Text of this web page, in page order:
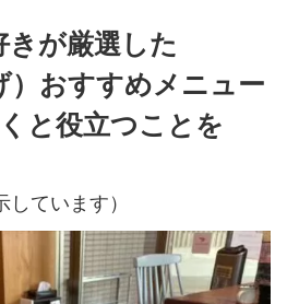
が厳選した
おすすめメニュー
と役立つことを
しています）